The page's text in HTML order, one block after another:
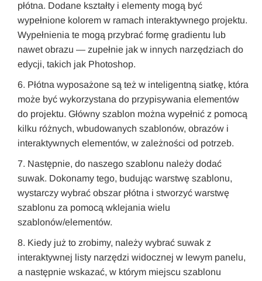
płótna. Dodane kształty i elementy mogą być
wypełnione kolorem w ramach interaktywnego projektu.
Wypełnienia te mogą przybrać formę gradientu lub
nawet obrazu — zupełnie jak w innych narzędziach do
edycji, takich jak Photoshop.
Płótna wyposażone są też w inteligentną siatkę, która
może być wykorzystana do przypisywania elementów
do projektu. Główny szablon można wypełnić z pomocą
kilku różnych, wbudowanych szablonów, obrazów i
interaktywnych elementów, w zależności od potrzeb.
Następnie, do naszego szablonu należy dodać
suwak. Dokonamy tego, budując warstwę szablonu,
wystarczy wybrać obszar płótna i stworzyć warstwę
szablonu za pomocą wklejania wielu
szablonów/elementów.
Kiedy już to zrobimy, należy wybrać suwak z
interaktywnej listy narzędzi widocznej w lewym panelu,
a następnie wskazać, w którym miejscu szablonu